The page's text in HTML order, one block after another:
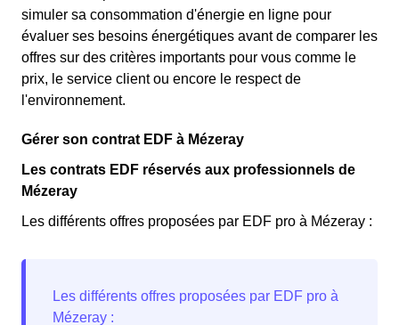
simuler sa consommation d'énergie en ligne pour
évaluer ses besoins énergétiques avant de comparer les
offres sur des critères importants pour vous comme le
prix, le service client ou encore le respect de
l'environnement.
Gérer son contrat EDF à Mézeray
Les contrats EDF réservés aux professionnels de
Mézeray
Les différents offres proposées par EDF pro à Mézeray :